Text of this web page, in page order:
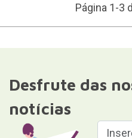
Página 1-3
Desfrute das
notícias